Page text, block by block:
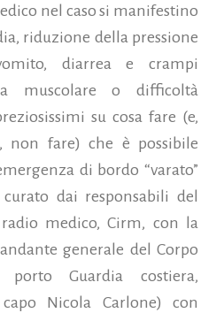
nel caso si manifestino
riduzione della pressione
diarrea e crampi
muscolare o difficoltà
su cosa fare (e,
non fare) che è possibile
di bordo “varato”
dai responsabili del
medico, Cirm, con la
generale del Corpo
Guardia costiera,
Nicola Carlone) con